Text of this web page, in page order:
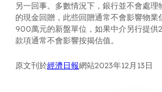
另一回事。多數情況下，銀行並不會處
的現金回贈，此些回贈通常不會影響物
900萬元的新盤單位，如果中介另行提供
款項通常不會影響按揭估值。
原文刊於經濟日報網站2023年12月13日